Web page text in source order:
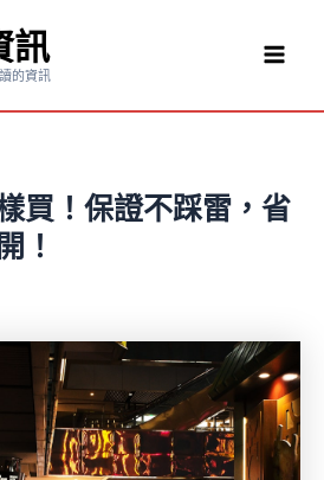
訊
的資訊
買！保證不踩雷，省
！